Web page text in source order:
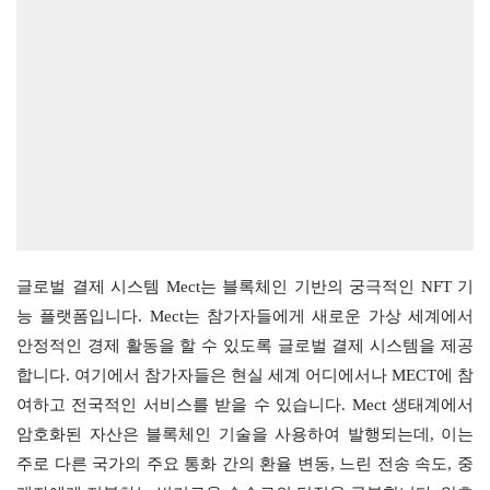
글로벌 결제 시스템 Mect는 블록체인 기반의 궁극적인 NFT 기
능 플랫폼입니다. Mect는 참가자들에게 새로운 가상 세계에서
안정적인 경제 활동을 할 수 있도록 글로벌 결제 시스템을 제공
합니다. 여기에서 참가자들은 현실 세계 어디에서나 MECT에 참
여하고 전국적인 서비스를 받을 수 있습니다. Mect 생태계에서
암호화된 자산은 블록체인 기술을 사용하여 발행되는데, 이는
주로 다른 국가의 주요 통화 간의 환율 변동, 느린 전송 속도, 중